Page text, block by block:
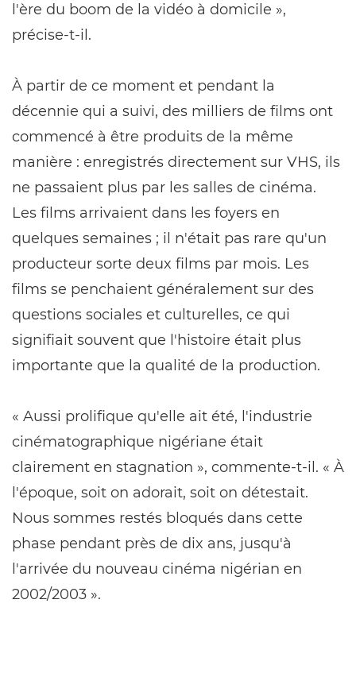
l'ère du boom de la vidéo à domicile »,
précise-t-il.
À partir de ce moment et pendant la
décennie qui a suivi, des milliers de films ont
commencé à être produits de la même
manière : enregistrés directement sur VHS, ils
ne passaient plus par les salles de cinéma.
Les films arrivaient dans les foyers en
quelques semaines ; il n'était pas rare qu'un
producteur sorte deux films par mois. Les
films se penchaient généralement sur des
questions sociales et culturelles, ce qui
signifiait souvent que l'histoire était plus
importante que la qualité de la production.
« Aussi prolifique qu'elle ait été, l'industrie
cinématographique nigériane était
clairement en stagnation », commente-t-il. « À
l'époque, soit on adorait, soit on détestait.
Nous sommes restés bloqués dans cette
phase pendant près de dix ans, jusqu'à
l'arrivée du nouveau cinéma nigérian en
2002/2003 ».